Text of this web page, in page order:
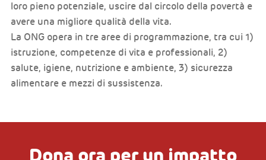
loro pieno potenziale, uscire dal circolo della povertà e
avere una migliore qualità della vita.
La ONG opera in tre aree di programmazione, tra cui 1)
istruzione, competenze di vita e professionali, 2)
salute, igiene, nutrizione e ambiente, 3) sicurezza
alimentare e mezzi di sussistenza.